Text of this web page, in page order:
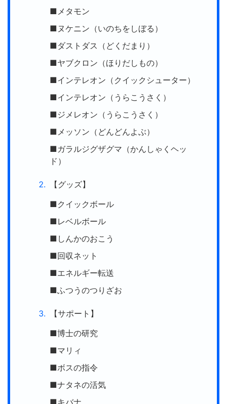
■メタモン
■ヌケニン（いのちをしぼる）
■ダストダス（どくだまり）
■ヤブクロン（ほりだしもの）
■インテレオン（クイックシューター）
■インテレオン（うらこうさく）
■ジメレオン（うらこうさく）
■メッソン（どんどんよぶ）
■ガラルジグザグマ（かんしゃくヘッ
ド）
【グッズ】
■クイックボール
■レベルボール
■しんかのおこう
■回収ネット
■エネルギー転送
■ふつうのつりざお
【サポート】
■博士の研究
■マリィ
■ボスの指令
■ナタネの活気
■キバナ